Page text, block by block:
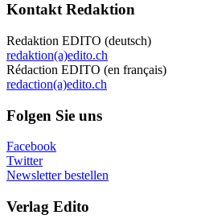
Kontakt Redaktion
Redaktion EDITO (deutsch)
redaktion(a)edito.ch
Rédaction EDITO (en français)
redaction(a)edito.ch
Folgen Sie uns
Facebook
Twitter
Newsletter bestellen
Verlag Edito